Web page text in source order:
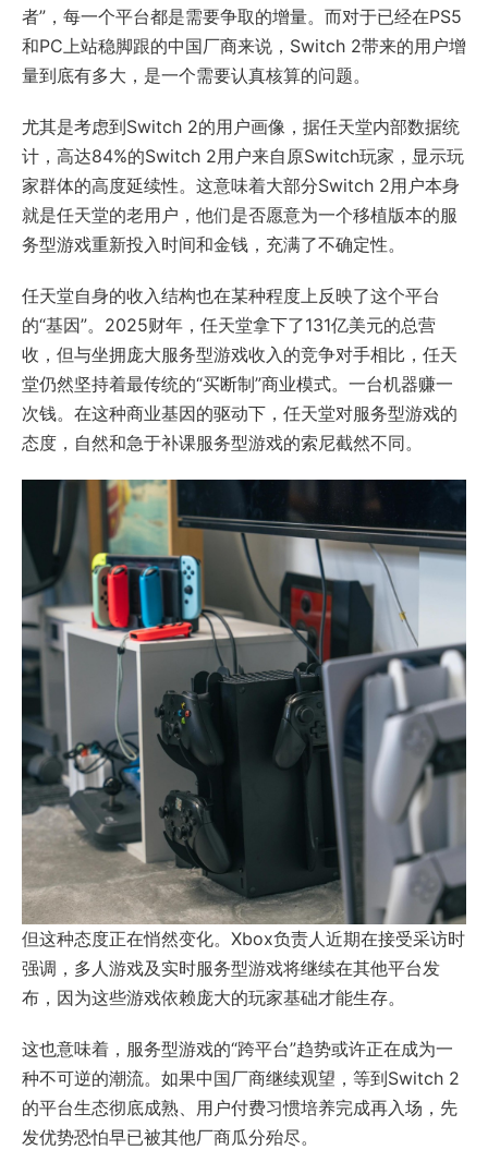
者”，每一个平台都是需要争取的增量。而对于已经在PS5
和PC上站稳脚跟的中国厂商来说，Switch 2带来的用户增
量到底有多大，是一个需要认真核算的问题。
尤其是考虑到Switch 2的用户画像，据任天堂内部数据统
计，高达84%的Switch 2用户来自原Switch玩家，显示玩
家群体的高度延续性。这意味着大部分Switch 2用户本身
就是任天堂的老用户，他们是否愿意为一个移植版本的服
务型游戏重新投入时间和金钱，充满了不确定性。
任天堂自身的收入结构也在某种程度上反映了这个平台
的“基因”。2025财年，任天堂拿下了131亿美元的总营
收，但与坐拥庞大服务型游戏收入的竞争对手相比，任天
堂仍然坚持着最传统的“买断制”商业模式。一台机器赚一
次钱。在这种商业基因的驱动下，任天堂对服务型游戏的
态度，自然和急于补课服务型游戏的索尼截然不同。
但这种态度正在悄然变化。Xbox负责人近期在接受采访时
强调，多人游戏及实时服务型游戏将继续在其他平台发
布，因为这些游戏依赖庞大的玩家基础才能生存。
这也意味着，服务型游戏的“跨平台”趋势或许正在成为一
种不可逆的潮流。如果中国厂商继续观望，等到Switch 2
的平台生态彻底成熟、用户付费习惯培养完成再入场，先
发优势恐怕早已被其他厂商瓜分殆尽。